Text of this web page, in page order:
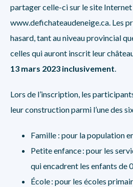
partager celle-ci sur le site Internet
www.defichateaudeneige.ca. Les
hasard, tant au niveau provincial
celles qui auront inscrit leur
13 mars 2023 inclusivement.
Lors de l’inscription, les
leur construction parmi l’une des
Famille : pour la population
Petite enfance : pour les
qui encadrent les enfants de
École : pour les écoles